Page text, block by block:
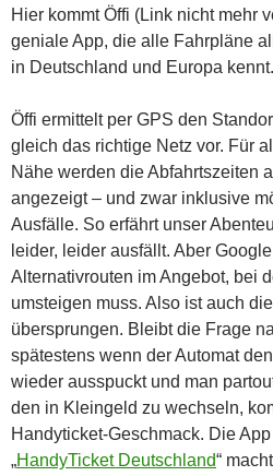
Hier kommt Öffi (Link nicht mehr
geniale App, die alle Fahrpläne
in Deutschland und Europa kennt.
Öffi ermittelt per GPS den
gleich das richtige Netz vor. Für
Nähe werden die Abfahrtszeiten
angezeigt – und zwar inklusive
Ausfälle. So erfährt unser
leider, leider ausfällt. Aber
Alternativrouten im Angebot, bei
umsteigen muss. Also ist auch
übersprungen. Bleibt die Frage
spätestens wenn der Automat
wieder ausspuckt und man
den in Kleingeld zu wechseln,
Handyticket-Geschmack. Die
„HandyTicket Deutschland“